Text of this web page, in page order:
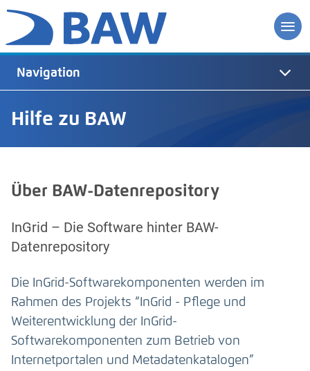
Hilfe zu BAW
Navigation
Über BAW-Datenrepository
InGrid – Die Software hinter BAW-
Datenrepository
Die InGrid-Softwarekomponenten werden im
Rahmen des Projekts “InGrid - Pflege und
Weiterentwicklung der InGrid-
Softwarekomponenten zum Betrieb von
Internetportalen und Metadatenkatalogen”